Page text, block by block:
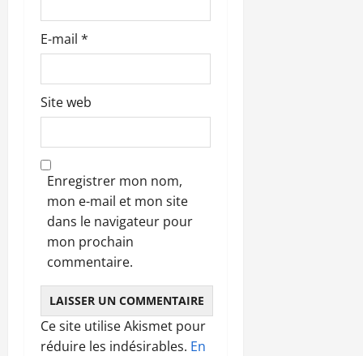
E-mail *
Site web
Enregistrer mon nom,
mon e-mail et mon site
dans le navigateur pour
mon prochain
commentaire.
Ce site utilise Akismet pour
réduire les indésirables. En